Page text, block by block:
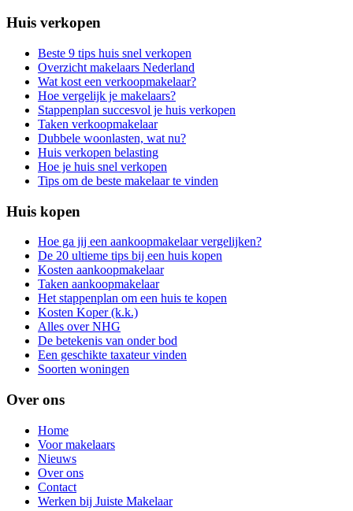
Huis verkopen
Beste 9 tips huis snel verkopen
Overzicht makelaars Nederland
Wat kost een verkoopmakelaar?
Hoe vergelijk je makelaars?
Stappenplan succesvol je huis verkopen
Taken verkoopmakelaar
Dubbele woonlasten, wat nu?
Huis verkopen belasting
Hoe je huis snel verkopen
Tips om de beste makelaar te vinden
Huis kopen
Hoe ga jij een aankoopmakelaar vergelijken?
De 20 ultieme tips bij een huis kopen
Kosten aankoopmakelaar
Taken aankoopmakelaar
Het stappenplan om een huis te kopen
Kosten Koper (k.k.)
Alles over NHG
De betekenis van onder bod
Een geschikte taxateur vinden
Soorten woningen
Over ons
Home
Voor makelaars
Nieuws
Over ons
Contact
Werken bij Juiste Makelaar